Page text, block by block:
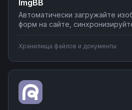
ImgBB
Автоматически загружайте
форм на сайте,
загруженные изображения в
Упростите работу с
автоматизацию на Nodul.
Хранилища файлов и документы